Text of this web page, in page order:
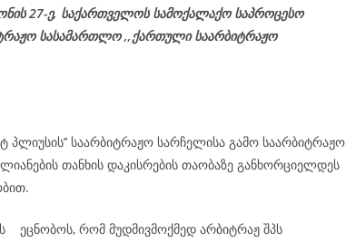
27-ე, საქართველოს სამოქალაქო საპროცესო
სასამართლო ,,ქართული საარბიტრაჟო
პლიუსის’’ საარბიტრაჟო სარჩელისა გამო საარბიტრაჟო
თანხის დაკისრების თაობაზე განხორციელდეს
ეცნობოს, რომ მუდმივმოქმედ არბიტრაჟ შპს